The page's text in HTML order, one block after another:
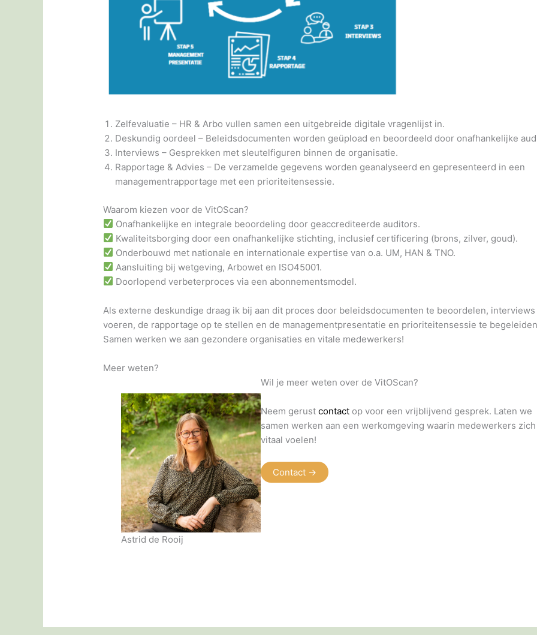
Zelfevaluatie – HR & Arbo vullen samen een uitgebreide digitale vragenlijst in.
Deskundig oordeel – Beleidsdocumenten worden geüpload en beoordeeld door onafhankelijke
Interviews – Gesprekken met sleutelfiguren binnen de organisatie.
Rapportage & Advies – De verzamelde gegevens worden geanalyseerd en gepresenteerd in een
managementrapportage met een prioriteitensessie.
Waarom kiezen voor de VitOScan?
Onafhankelijke en integrale beoordeling door geaccrediteerde auditors.
Kwaliteitsborging door een onafhankelijke stichting, inclusief certificering (brons, zilver, goud).
Onderbouwd met nationale en internationale expertise van o.a. UM, HAN & TNO.
Aansluiting bij wetgeving, Arbowet en ISO45001.
Doorlopend verbeterproces via een abonnementsmodel.
Als externe deskundige draag ik bij aan dit proces door beleidsdocumenten te beoordelen, interviews
voeren, de rapportage op te stellen en de managementpresentatie en prioriteitensessie te
Samen werken we aan gezondere organisaties en vitale medewerkers!
Meer weten?
Astrid de Rooij
Wil je meer weten over de VitOScan?
Neem gerustcontact op voor een vrijblijvend gesprek. Laten we
samen werken aan een werkomgeving waarin medewerkers zich
vitaal voelen!
Contact ->